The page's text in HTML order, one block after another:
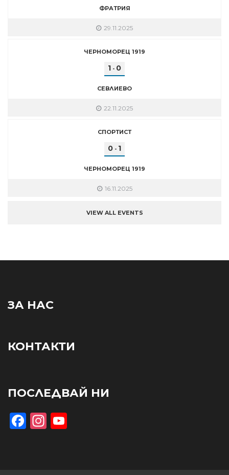
ФРАТРИЯ
29.11.2025
ЧЕРНОМОРЕЦ 1919
1 - 0
СЕВЛИЕВО
22.11.2025
СПОРТИСТ
0 - 1
ЧЕРНОМОРЕЦ 1919
16.11.2025
VIEW ALL EVENTS
ЗА НАС
КОНТАКТИ
ПОСЛЕДВАЙ НИ
Facebook
Instagram